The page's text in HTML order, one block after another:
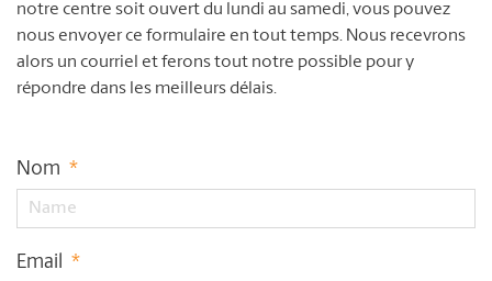
notre centre soit ouvert du lundi au samedi, vous pouvez
nous envoyer ce formulaire en tout temps. Nous recevrons
alors un courriel et ferons tout notre possible pour y
répondre dans les meilleurs délais.
Nom *
Email *